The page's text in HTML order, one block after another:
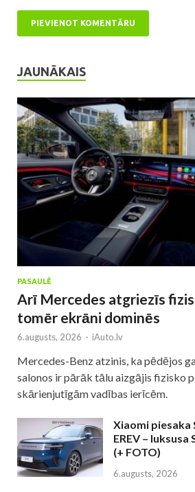
JAUNĀKAIS
PASAULĒ
Arī Mercedes atgriezīs
tomēr ekrāni dominēs
6.augusts, 2026 - iAuto.lv
Mercedes-Benz atzinis, ka pēdējos
salonos ir pārāk tālu aizgājis fizisko
skārienjutīgām vadības ierīcēm.
Xiaomi piesaka
EREV –
(+ FOTO)
6.augusts, 2026